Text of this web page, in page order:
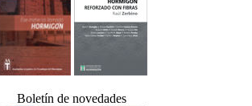
Boletín de novedades